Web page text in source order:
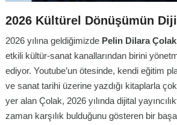
2026 Kültürel Dönüşümün
2026 yılına geldiğimizde Pelin Dilara Çolak
etkili kültür-sanat kanallarından birini
ediyor. Youtube’un ötesinde, kendi eğitim
ve sanat tarihi üzerine yazdığı kitaplarla
yer alan Çolak, 2026 yılında dijital
zaman karşılık bulduğunu gösteren bir